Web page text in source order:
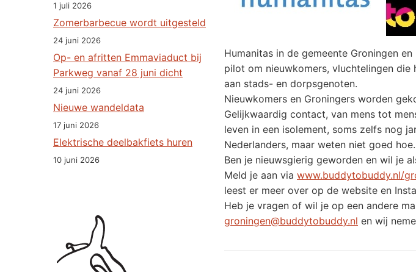
1 juli 2026
Zomerbarbecue wordt uitgesteld
24 juni 2026
Op- en afritten Emmaviaduct bij
Parkweg vanaf 28 juni dicht
24 juni 2026
Nieuwe wandeldata
17 juni 2026
Elektrische deelbakfiets huren
10 juni 2026
Humanitas in de gemeente Groningen
pilot om nieuwkomers, vluchtelingen
aan stads- en dorpsgenoten.
Nieuwkomers en Groningers worden
Gelijkwaardig contact, van mens tot
leven in een isolement, soms zelfs nog
Nederlanders, maar weten niet goed hoe.
Ben je nieuwsgierig geworden en wil je
Meld je aan via www.buddytobuddy.nl/
leest er meer over op de website en
Heb je vragen of wil je op een andere
groningen@buddytobuddy.nl en wij